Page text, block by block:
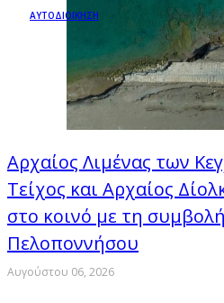
ΑΥΤΟΔΙΟΙΚΗΣΗ
Αρχαίος Λιμένας των
Τείχος και Aρχαίος
στο κοινό με τη
Πελοποννήσου
Αυγούστου 06, 2026